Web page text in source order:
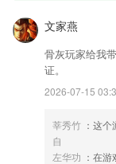
文家燕
骨灰玩家给我
证。
2026-07-15
莘秀竹 ：这
自
左华功 ：在